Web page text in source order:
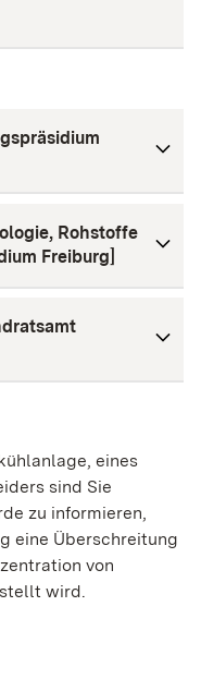
Rohstoffe
Freiburg]
eines
sind Sie
zu informieren,
eine Überschreitung
von
wird.